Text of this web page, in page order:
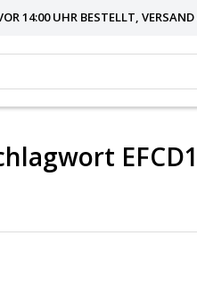
14:00 UHR BESTELLT,